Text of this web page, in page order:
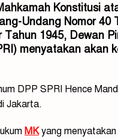
Konstitusi
Undang Nomor 40
1945, Dewan
menyatakan akan
DPP SPRI Hence
Jakarta.
MKyang